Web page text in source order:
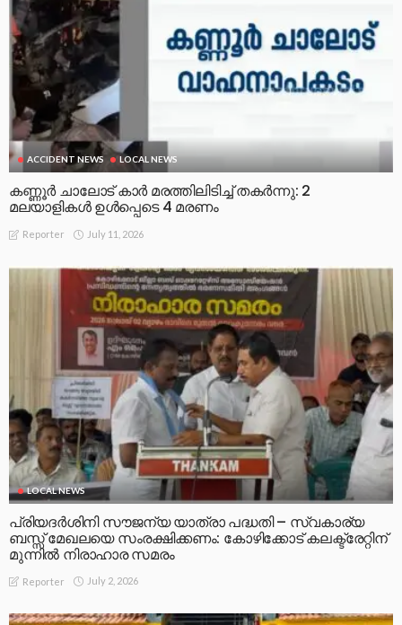
ACCIDENT NEWS LOCAL NEWS
കണ്ണൂർ ചാലോട് കാര്‍ മരത്തിലിടിച്ച് തകര്‍ന്നു: 2
മലയാളികൾ ഉൾപ്പെടെ 4 മരണം
Reporter July 11, 2026
LOCAL NEWS
പ്രിയദർശിനി സൗജന്യ യാത്രാ പദ്ധതി – സ്വകാര്യ
ബസ്സ് മേഖലയെ സംരക്ഷിക്കണം: കോഴിക്കോട് കലക്ട്രേറ്റിന്
മുന്നിൽ നിരാഹാര സമരം
Reporter July 2, 2026